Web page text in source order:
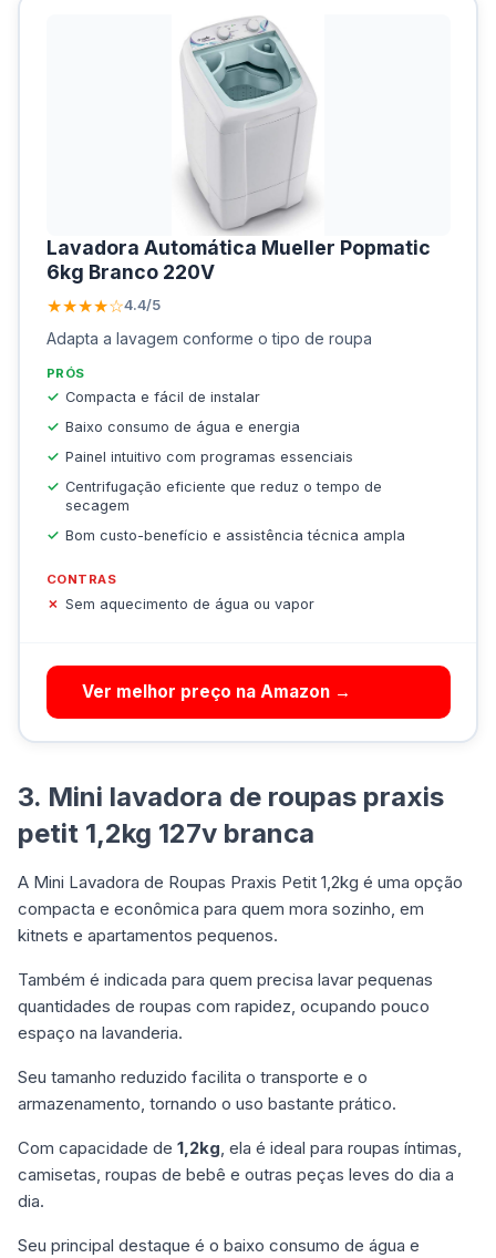
Lavadora Automática Mueller Popmatic
6kg Branco 220V
★★★★☆4.4/5
Adapta a lavagem conforme o tipo de roupa
PRÓS
Compacta e fácil de instalar
Baixo consumo de água e energia
Painel intuitivo com programas essenciais
Centrifugação eficiente que reduz o tempo de
secagem
Bom custo-benefício e assistência técnica ampla
CONTRAS
Sem aquecimento de água ou vapor
Ver melhor preço na Amazon →
3. Mini lavadora de roupas praxis
petit 1,2kg 127v branca
A Mini Lavadora de Roupas Praxis Petit 1,2kg é uma opção
compacta e econômica para quem mora sozinho, em
kitnets e apartamentos pequenos.
Também é indicada para quem precisa lavar pequenas
quantidades de roupas com rapidez, ocupando pouco
espaço na lavanderia.
Seu tamanho reduzido facilita o transporte e o
armazenamento, tornando o uso bastante prático.
Com capacidade de 1,2kg , ela é ideal para roupas íntimas,
camisetas, roupas de bebê e outras peças leves do dia a
dia.
Seu principal destaque é o baixo consumo de água e